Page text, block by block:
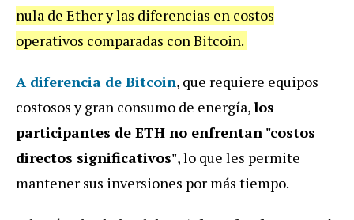
nula de Ether y las diferencias en costos
operativos comparadas con Bitcoin.
A diferencia de Bitcoin, que requiere equipos
costosos y gran consumo de energía,los
participantes de ETH no enfrentan "costos
directos significativos", lo que les permite
mantener sus inversiones por más tiempo.